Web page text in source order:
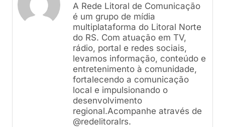
A Rede Litoral de Comunicação
é um grupo de mídia
multiplataforma do Litoral Norte
do RS. Com atuação em TV,
rádio, portal e redes sociais,
levamos informação, conteúdo e
entretenimento à comunidade,
fortalecendo a comunicação
local e impulsionando o
desenvolvimento
regional.Acompanhe através de
@redelitoralrs.